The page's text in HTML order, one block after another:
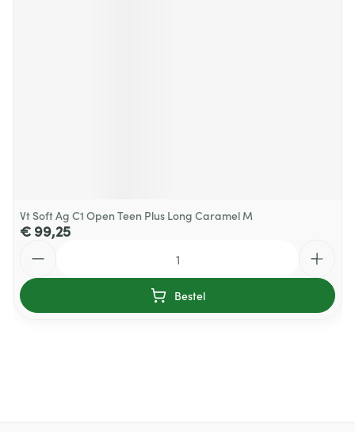
Vt Soft Ag C1 Open Teen Plus Long Caramel M
€ 99,25
Bestel